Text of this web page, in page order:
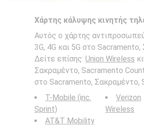
Χάρτης κάλυψης κινητής
Αυτός ο χάρτης
3G, 4G και 5G στο
Δείτε επίσης: Union Wireless
Σακραμέντο, Sacramento
στο Sacramento, Σακραμέντο,
T-Mobile (inc.
Sprint)
AT&T Mobility
Verizon
Wireless